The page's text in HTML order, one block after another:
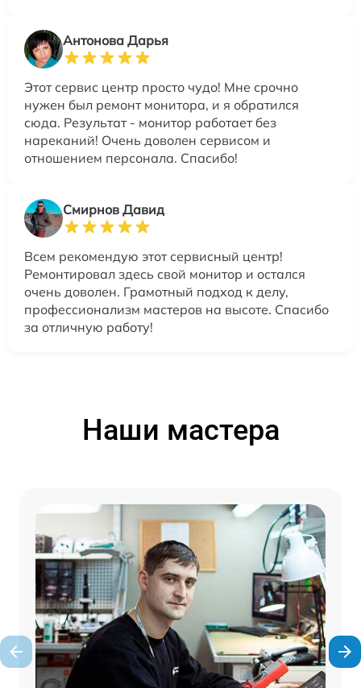
Антонова Дарья
Этот сервис центр просто чудо! Мне срочно
нужен был ремонт монитора, и я обратился
сюда. Результат - монитор работает без
нареканий! Очень доволен сервисом и
отношением персонала. Спасибо!
Смирнов Давид
Всем рекомендую этот сервисный центр!
Ремонтировал здесь свой монитор и остался
очень доволен. Грамотный подход к делу,
профессионализм мастеров на высоте. Спасибо
за отличную работу!
Наши мастера